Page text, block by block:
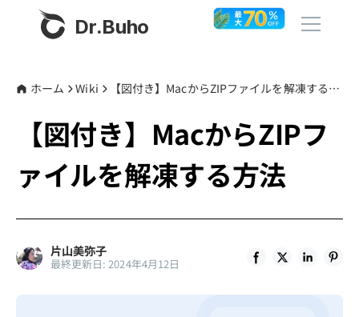
Dr.Buho
製品
BuhoCleaner
BuhoRepair
BuhoNTFS
ストア
ホーム Wiki 【図付き】MacからZIPファイルを解凍する方法
【図付き】MacからZIPフ
ァイルを解凍する方法
片山美弥子
最終更新日: 2024年4月12日